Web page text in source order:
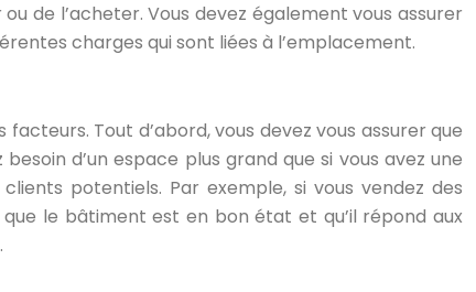
de l’acheter. Vous devez également vous assurer
charges qui sont liées à l’emplacement.
Tout d’abord, vous devez vous assurer que
d’un espace plus grand que si vous avez une
potentiels. Par exemple, si vous vendez des
que le bâtiment est en bon état et qu’il répond aux